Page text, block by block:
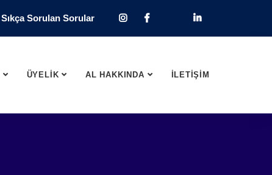
Sıkça Sorulan Sorular
ÜYELİK AL HAKKINDA İLETİŞİM